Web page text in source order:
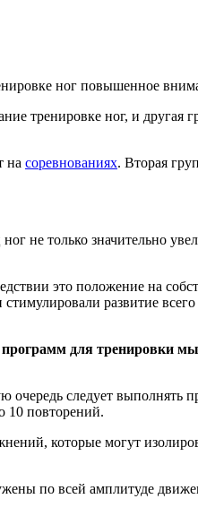
ног повышенное
тренировке ног, и другая
на соревнованиях. Вторая
не только значительно
это положение на
развитие всего
программ для тренировки
следует выполнять
10 повторений.
которые могут
по всей амплитуде